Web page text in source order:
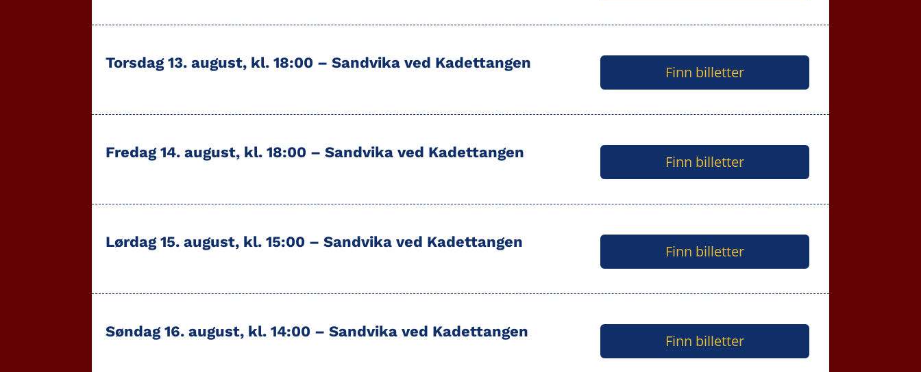
Torsdag 13. august, kl. 18:00 –Sandvika ved Kadettangen
Finn billetter
Fredag 14. august, kl. 18:00 –Sandvika ved Kadettangen
Finn billetter
Lørdag 15. august, kl. 15:00 –Sandvika ved Kadettangen
Finn billetter
Søndag 16. august, kl. 14:00 –Sandvika ved Kadettangen
Finn billetter